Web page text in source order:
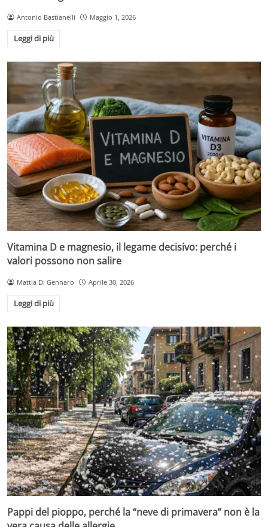
Antonio Bastianelli Maggio 1, 2026
Leggi di più
Vitamina D e magnesio, il legame decisivo: perché i
valori possono non salire
Mattia Di Gennaro Aprile 30, 2026
Leggi di più
Pappi del pioppo, perché la “neve di primavera” non è la